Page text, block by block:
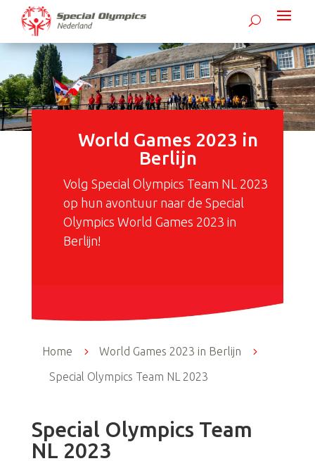
World Games 2023 in
Berlijn
Volg Special Olympics Team NL 2023
op hun avontuur naar de Special
Olympics World Games 2023 in
Berlijn!
Home 5 World Games 2023 in Berlijn
5
Special Olympics Team NL 2023
Special Olympics Team
NL 2023